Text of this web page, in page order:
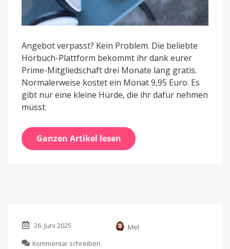
Angebot verpasst? Kein Problem. Die beliebte
Hörbuch-Plattform bekommt ihr dank eurer
Prime-Mitgliedschaft drei Monate lang gratis.
Normalerweise kostet ein Monat 9,95 Euro. Es
gibt nur eine kleine Hürde, die ihr dafür nehmen
müsst.
Ganzen Artikel lesen
26. Juni 2025
Mel
Kommentar schreiben